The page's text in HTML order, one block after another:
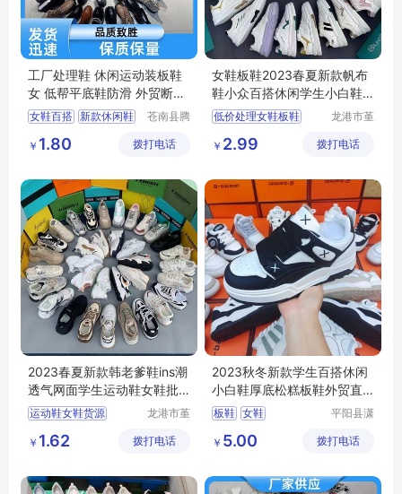
工厂处理鞋 休闲运动装板鞋
女 低帮平底鞋防滑 外贸断码
鞋
女鞋百搭 新款休闲鞋
女鞋百搭休闲
苍南县腾
务商行
￥ 1.80 拨打电话
女鞋板鞋2023春夏新款帆布
鞋小众百搭休闲学生小白鞋
地摊处理批发
低价处理女鞋板鞋
批发库存女鞋小白鞋
直播女鞋板鞋
龙港市堇
￥ 2.99 拨打电话
2023春夏新款韩老爹鞋ins潮
透气网面学生运动鞋女鞋批
发处理货源
运动鞋女鞋货源
外贸批发女鞋
老爹鞋女鞋
龙港市堇
￥ 1.62 拨打电话
2023秋冬新款学生百搭休闲
小白鞋厚底松糕板鞋外贸直
播摆地摊女鞋
板鞋 女鞋
平阳县潇
务商行
￥ 5.00 拨打电话